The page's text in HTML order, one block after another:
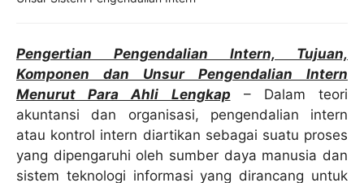
Pengertian Pengendalian Intern, Tujuan,
Komponen dan Unsur Pengendalian Intern
Menurut Para Ahli Lengkap– Dalam teori
akuntansi dan organisasi, pengendalian intern
atau kontrol intern diartikan sebagai suatu proses
yang dipengaruhi oleh sumber daya manusia dan
sistem teknologi informasi yang dirancang untuk